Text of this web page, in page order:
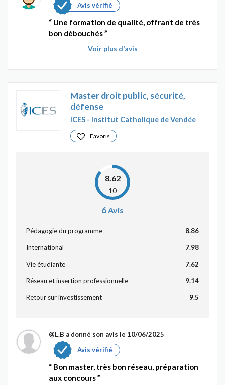
Avis vérifié
Une formation de qualité, offrant de très
bon débouchés
Voir plus d’avis
Master droit public, sécurité,
défense
ICES - Institut Catholique de Vendée
Favoris
8.62
10
6Avis
Pédagogie du programme 8.86
International 7.98
Vie étudiante 7.62
Réseau et insertion professionnelle 9.14
Retour sur investissement 9.5
@L.B a donné son avis le 10/06/2025
Avis vérifié
Bon master, très bon réseau, préparation
aux concours